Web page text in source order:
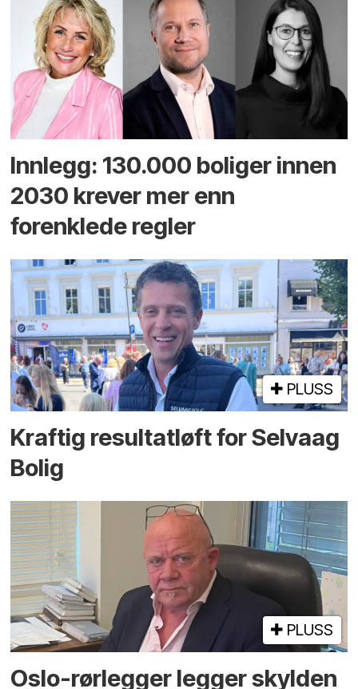
Innlegg: 130.000 boliger innen
2030 krever mer enn
forenklede regler
PLUSS
Kraftig resultatløft for Selvaag
Bolig
PLUSS
Oslo-rørlegger legger skylden